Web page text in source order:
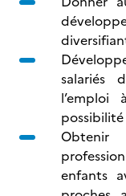
salariés
possibilité
Obtenir
enfants